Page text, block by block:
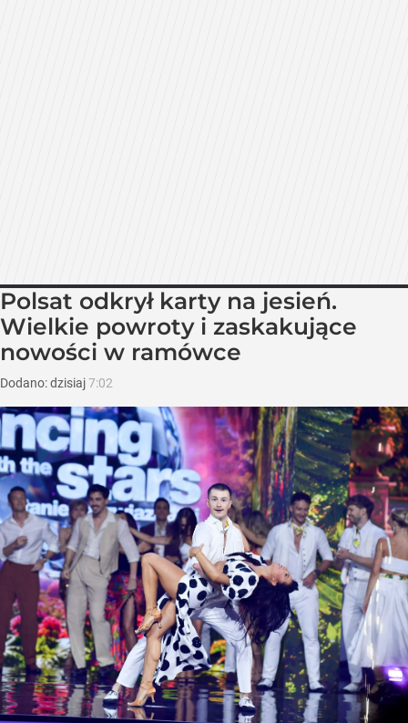
Polsat odkrył karty na jesień.
Wielkie powroty i zaskakujące
nowości w ramówce
Dodano:dzisiaj7:02